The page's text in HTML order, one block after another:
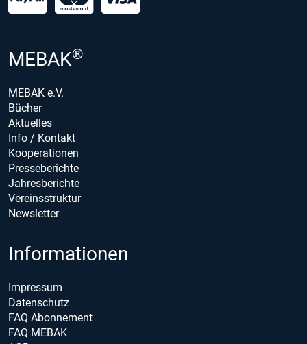
MEBAK®
MEBAK e.V.
Bücher
Aktuelles
Info / Kontakt
Kooperationen
Presseberichte
Jahresberichte
Vereinsstruktur
Newsletter
Informationen
Impressum
Datenschutz
FAQ Abonnement
FAQ MEBAK